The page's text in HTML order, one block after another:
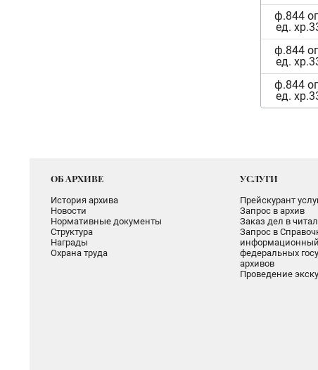
ф.844
ед.
ф.844
ед.
ф.844
ед.
ОБ АРХИВЕ
История архива
Новости
Нормативные документы
Структура
Награды
Охрана труда
УСЛУГИ
Прейскурант
Запрос в архив
Заказ дел в
Запрос в
федеральных
архивов
Проведение